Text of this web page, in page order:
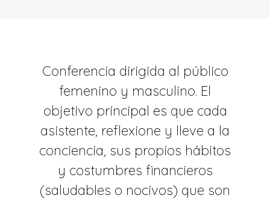
Conferencia dirigida al público
femenino y masculino. El
objetivo principal es que cada
asistente, reflexione y lleve a la
conciencia, sus propios hábitos
y costumbres financieros
(saludables o nocivos) que son